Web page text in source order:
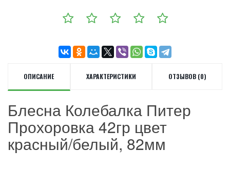
ОПИСАНИЕ ХАРАКТЕРИСТИКИ ОТЗЫВОВ (0)
Блесна Колебалка Питер
Прохоровка 42гр цвет
красный/белый, 82мм